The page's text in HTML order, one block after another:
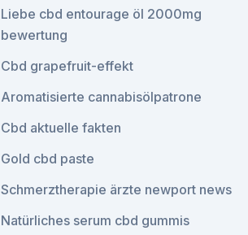
Liebe cbd entourage öl 2000mg
bewertung
Cbd grapefruit-effekt
Aromatisierte cannabisölpatrone
Cbd aktuelle fakten
Gold cbd paste
Schmerztherapie ärzte newport news
Natürliches serum cbd gummis